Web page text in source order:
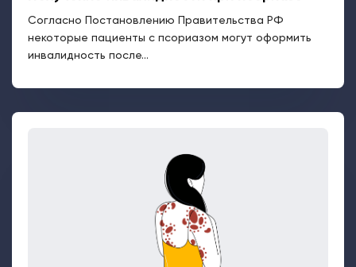
Согласно Постановлению Правительства РФ
некоторые пациенты с псориазом могут оформить
инвалидность после...